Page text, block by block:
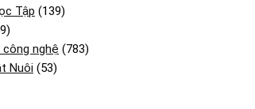
Tập (139)
nghệ (783)
Nuôi (53)